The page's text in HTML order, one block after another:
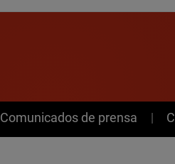
Comunicados de prensa